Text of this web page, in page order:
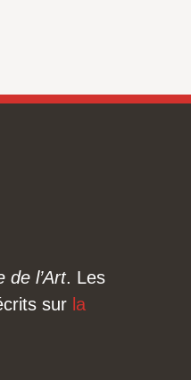
de l’Art. Les
sur la